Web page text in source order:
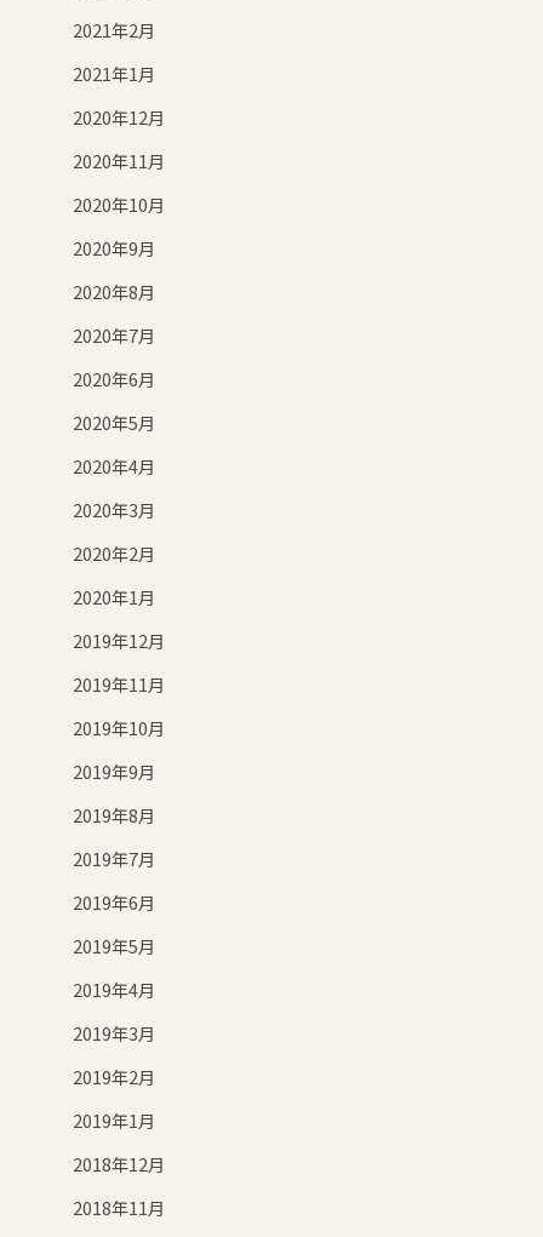
2021年2月
2021年1月
2020年12月
2020年11月
2020年10月
2020年9月
2020年8月
2020年7月
2020年6月
2020年5月
2020年4月
2020年3月
2020年2月
2020年1月
2019年12月
2019年11月
2019年10月
2019年9月
2019年8月
2019年7月
2019年6月
2019年5月
2019年4月
2019年3月
2019年2月
2019年1月
2018年12月
2018年11月